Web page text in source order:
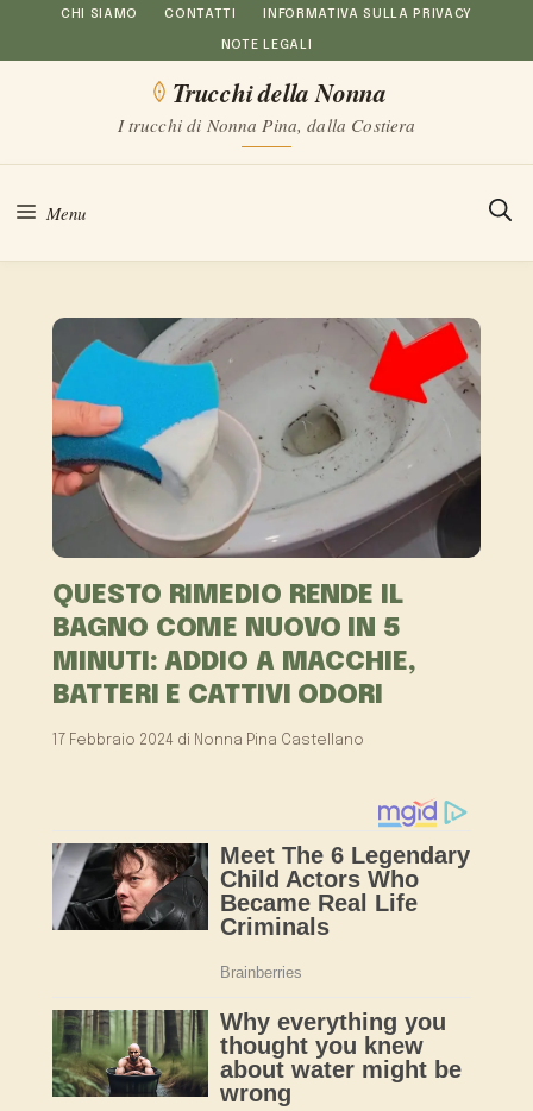
al
CHI SIAMO CONTATTI INFORMATIVA SULLA PRIVACY
NOTE LEGALI
Trucchi della Nonna
I trucchi di Nonna Pina, dalla Costiera
Menu
QUESTO RIMEDIO RENDE IL
BAGNO COME NUOVO IN 5
MINUTI: ADDIO A MACCHIE,
BATTERI E CATTIVI ODORI
17 Febbraio 2024 di Nonna Pina Castellano